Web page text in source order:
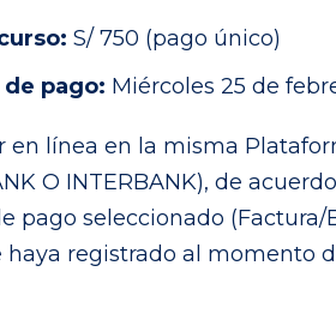
S/ 750 (pago único)
pago: Miércoles 25 de
en línea en la misma
O INTERBANK), de
pago seleccionado
registrado al momento